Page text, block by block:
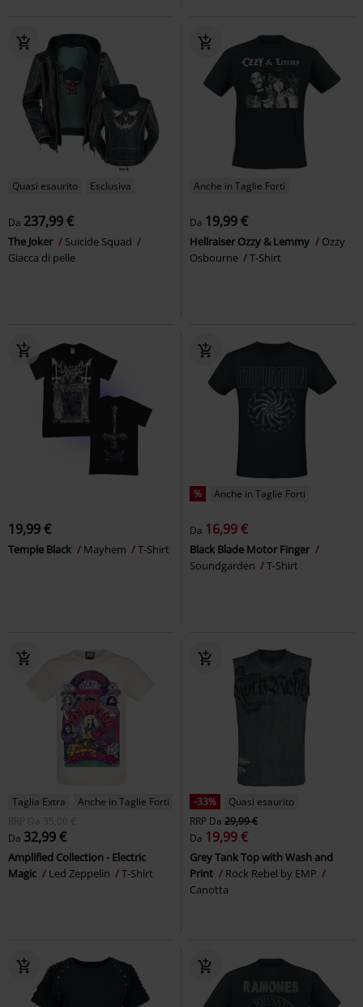
Quasi esaurito Esclusiva
Da 237,99 €
The Joker
Suicide Squad
Giacca di pelle
Anche in Taglie Forti
Da 19,99 €
Hellraiser Ozzy & Lemmy
Ozzy
Osbourne
T-Shirt
19,99 €
Temple Black Mayhem T-Shirt
% Anche in Taglie Forti
Da 16,99 €
Black Blade Motor Finger
Soundgarden
T-Shirt
Taglia Extra
Anche in Taglie Forti
RRP
Da
35,00 €
Da 32,99 €
Amplified Collection - Electric
Magic
Led Zeppelin T-Shirt
-33%
Quasi esaurito
RRP Da 29,99 €
Da 19,99 €
Grey Tank Top with Wash and
Print
Rock Rebel by EMP
Canotta